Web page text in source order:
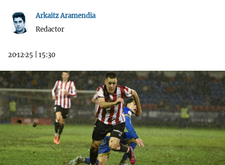
Arkaitz Aramendia
Redactor
20·12·25 15:30